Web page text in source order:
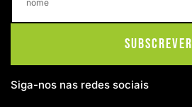
Subscrever
Siga-nos nas redes sociais